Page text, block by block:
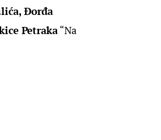
Đorđa
Petraka “Na